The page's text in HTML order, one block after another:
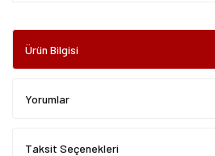
Ürün Bilgisi
Yorumlar
Taksit Seçenekleri